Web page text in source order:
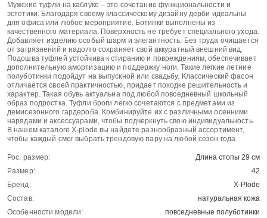
Мужские туфли на каблуке – это сочетание функциональности и
эстетики. Благодаря своему классическому дизайну дерби идеальны
для офиса или любое мероприятие. Ботинки выполнены из
качественного материала. Поверхность не требует специального ухода.
Добавляет изделию особый шарм и элегантность. Без труда очищается
от загрязнений и надолго сохраняет свой аккуратный внешний вид.
Подошва туфлей устойчива к стиранию и повреждениям, обеспечивает
дополнительную амортизацию и поддержку ноги. Такие легкие летние
полуботинки подойдут на выпускной или свадьбу. Классический фасон
отличается своей практичностью, придает походке решительность и
характер. Такая обувь актуальна под любой повседневный школьный
образ подростка. Туфли броги легко сочетаются с предметами из
демисезонного гардероба. Комбинируйте их с различными осенними
нарядами и аксессуарами, чтобы подчеркнуть свою индивидуальность.
В нашем каталоге X-plode вы найдете разнообразный ассортимент,
чтобы каждый смог выбрать трендовую пару на любой сезон года.
Рос. размер:
Длина стопы 29 см
Размер:
42
Бренд:
X-Plode
Состав:
натуральная кожа
Особенности модели:
повседневные полуботинки